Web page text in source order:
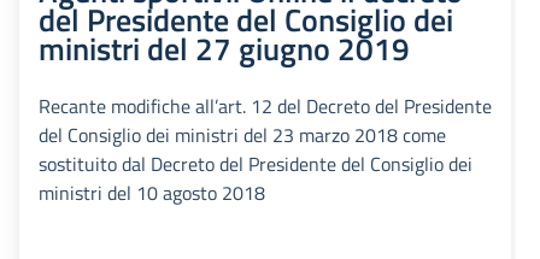
del Presidente del Consiglio dei
ministri del 27 giugno 2019
Recante modifiche all’art. 12 del Decreto del Presidente
del Consiglio dei ministri del 23 marzo 2018 come
sostituito dal Decreto del Presidente del Consiglio dei
ministri del 10 agosto 2018